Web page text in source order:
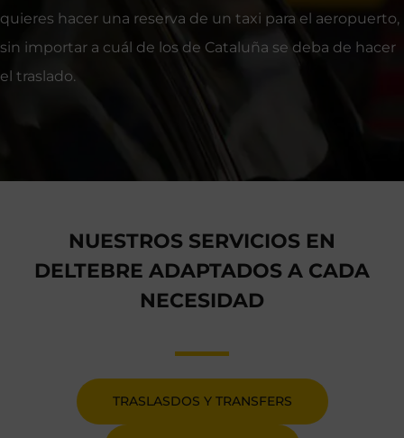
quieres hacer una reserva de un taxi para el aeropuerto,
sin importar a cuál de los de Cataluña se deba de hacer
el traslado.
NUESTROS SERVICIOS EN
DELTEBRE ADAPTADOS A CADA
NECESIDAD
TRASLASDOS Y TRANSFERS